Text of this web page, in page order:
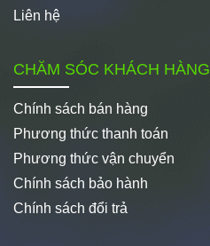
Liên hệ
CHĂM SÓC KHÁCH HÀNG
Chính sách bán hàng
Phương thức thanh toán
Phương thức vận chuyển
Chính sách bảo hành
Chính sách đổi trả